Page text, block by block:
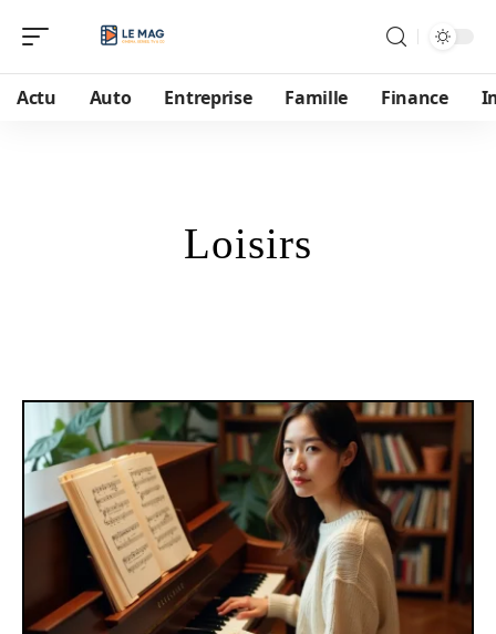
Actu Auto Entreprise Famille Finance
Loisirs